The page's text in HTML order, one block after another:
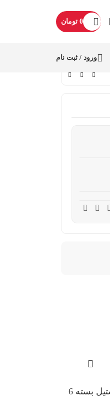
0 تومان
ورود / ثبت نام
آویز لباس فلزی استیل بسته 6